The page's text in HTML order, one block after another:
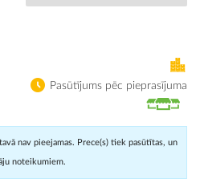
Pasūtījums pēc pieprasījuma
nav pieejamas. Prece(s) tiek pasūtītas, un
noteikumiem.